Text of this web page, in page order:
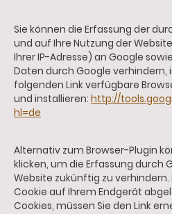
Sie können die Erfassung der
und auf Ihre Nutzung der
Ihrer IP-Adresse) an Google
Daten durch Google verhindern,
folgenden Link verfügbare
und installieren: http://
hl=de
Alternativ zum Browser-Plugin
klicken, um die Erfassung durch
Website zukünftig zu
Cookie auf Ihrem Endgerät
Cookies, müssen Sie den Link